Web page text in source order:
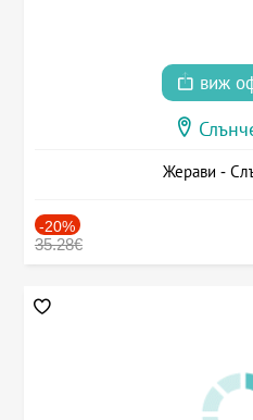
виж
Жерави -
-20%
35.28€